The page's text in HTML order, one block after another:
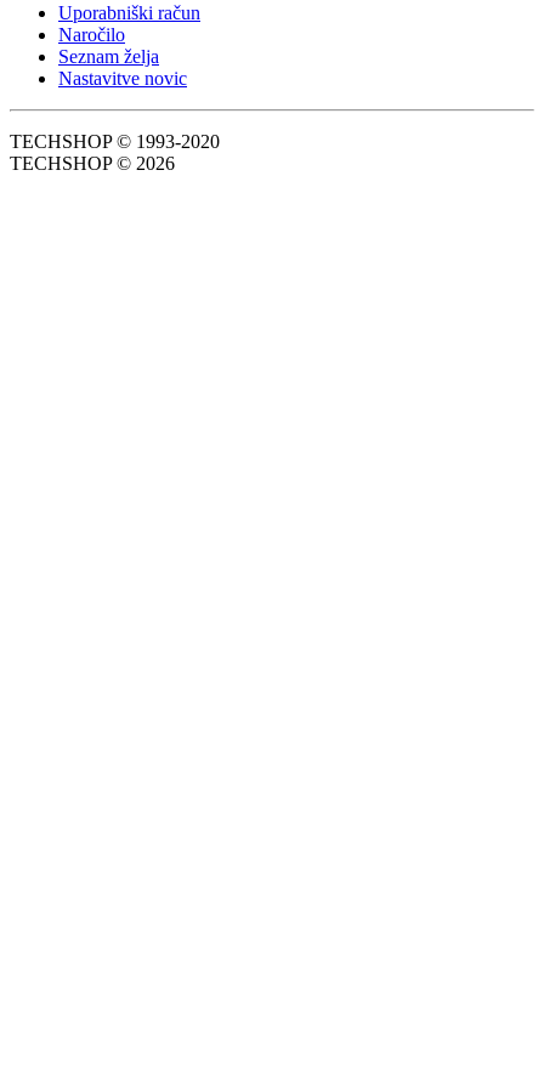
Uporabniški račun
Naročilo
Seznam želja
Nastavitve novic
TECHSHOP © 1993-2020
TECHSHOP © 2026